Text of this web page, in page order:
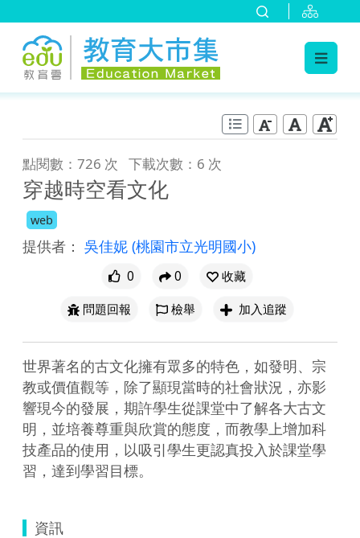
點閱數：726 次 下載次數：6 次
穿越時空看文化
web
提供者： 吳佳妮 (桃園市立光明國小)
0 0
收藏
問題回報
檢舉 加入追蹤
世界著名的古文化擁有眾多的特色，如發明、宗
教或價值觀等，除了顯現當時的社會狀況，亦影
響現今的發展，期許學生從課堂中了解各大古文
明，並培養尊重與欣賞的態度，而教學上增加科
技產品的使用，以吸引學生更認真投入於課堂學
習，達到學習目標。
資訊